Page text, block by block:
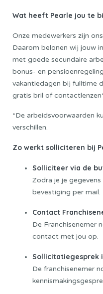
Wat heeft Pearle jou te
Onze medewerkers zijn
Daarom belonen wij jouw
met goede secundaire
bonus- en
vakantiedagen bij fulltime
gratis bril of
*De arbeidsvoorwaarden
verschillen.
Zo werkt solliciteren bij
Solliciteer via de
Zodra je je
bevestiging per mail.
Contact
De Franchisenemer
contact met jou op.
Sollicitatiegesprek
De franchisenemer